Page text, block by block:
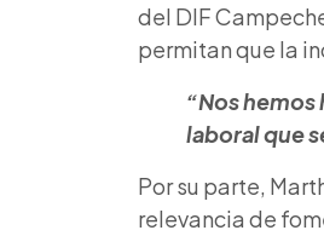
del DIF
permitan que la
“Nos hemos
laboral que
Por su parte,
relevancia de